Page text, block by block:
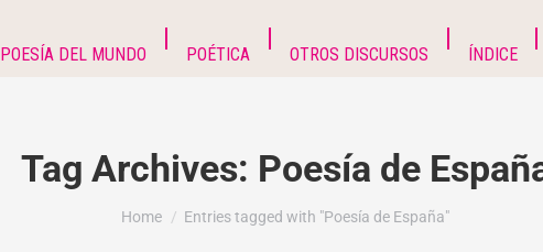
POESÍA DEL MUNDO POÉTICA OTROS DISCURSOS ÍNDICE
Tag Archives: Poesía de
You are here:
Home Entries tagged with "Poesía de España"